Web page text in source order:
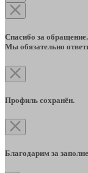
Спасибо за обращение.
Мы обязательно
Профиль сохранён.
Благодарим за